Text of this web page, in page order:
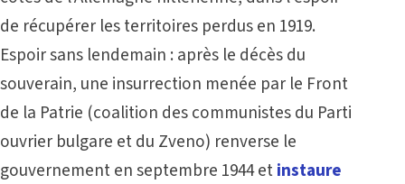
de récupérer les territoires perdus en 1919.
Espoir sans lendemain : après le décès du
souverain, une insurrection menée par le Front
de la Patrie (coalition des communistes du Parti
ouvrier bulgare et du Zveno) renverse le
gouvernement en septembre 1944 etinstaure